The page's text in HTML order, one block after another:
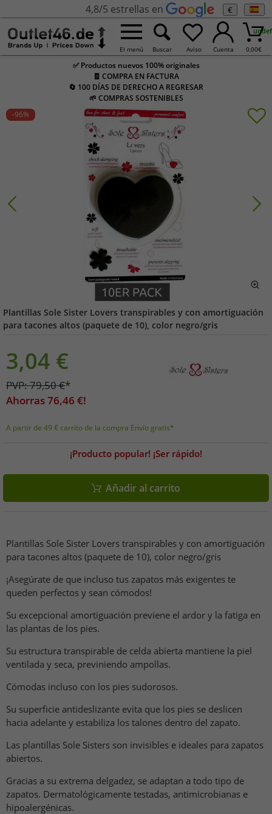
4,8/5 estrellas en €
El menú Buscar Aviso Cuenta 0,00€
✅ Productos nuevos 100% originales
🧾 COMPRA EN FACTURA
🔄 100 DÍAS DE DERECHO A REGRESAR
🌱 COMPRAS SOSTENIBLES
-96%
Plantillas Sole Sister Lovers transpirables y con amortiguación
para tacones altos (paquete de 10), color negro/gris
3,04 €
PVP:79,50€*
Ahorras76,46 €!
A partir de 49 € carrito de la compra Envío gratis*
¡Producto popular! ¡Ser rápido!
Añadir al carrito
Plantillas Sole Sister Lovers transpirables y con amortiguación
para tacones altos (paquete de 10), color negro/gris
¡Asegúrate de que incluso tus zapatos más exigentes te
queden perfectos y sean cómodos!
Su excepcional amortiguación previene el ardor y la fatiga en
las plantas de los pies.
Su estructura transpirable de celda abierta mantiene la piel
ventilada y seca, previniendo ampollas.
Cómodas incluso con los pies sudorosos.
Su superficie antideslizante evita que los pies se deslicen
hacia adelante y estabiliza los talones dentro del zapato.
Las plantillas Sole Sisters son invisibles e ideales para zapatos
abiertos.
Gracias a su extrema delgadez, se adaptan a todo tipo de
zapatos. Dermatológicamente testadas, antimicrobianas e
hipoalergénicas.